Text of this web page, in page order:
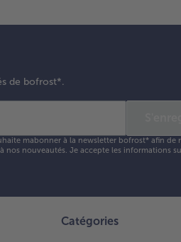
de bofrost*.
mabonner à la newsletter bofrost* afin de
nos nouveautés. Je accepte les informations
Catégories